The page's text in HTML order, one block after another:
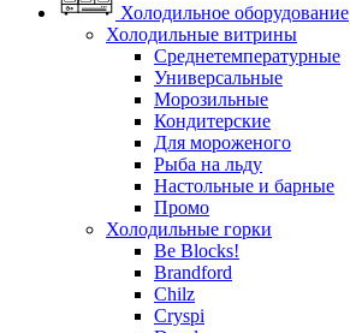
Холодильное оборудование
Холодильные витрины
Среднетемпературные
Универсальные
Морозильные
Кондитерские
Для мороженого
Рыба на льду
Настольные и барные
Промо
Холодильные горки
Be Blocks!
Brandford
Chilz
Cryspi